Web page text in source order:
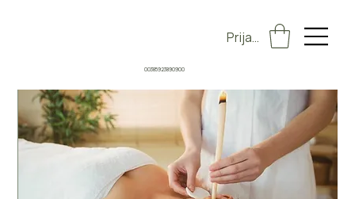
Prijava
00385923890900